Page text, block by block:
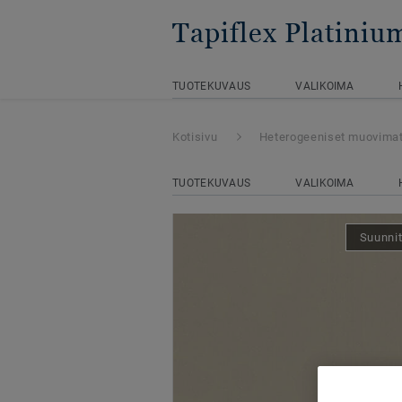
Tapiflex
TUOTEKUVAUS VALIKOIMA
Kotisivu Heterogeeniset
TUOTEKUVAUS VALIKOIMA